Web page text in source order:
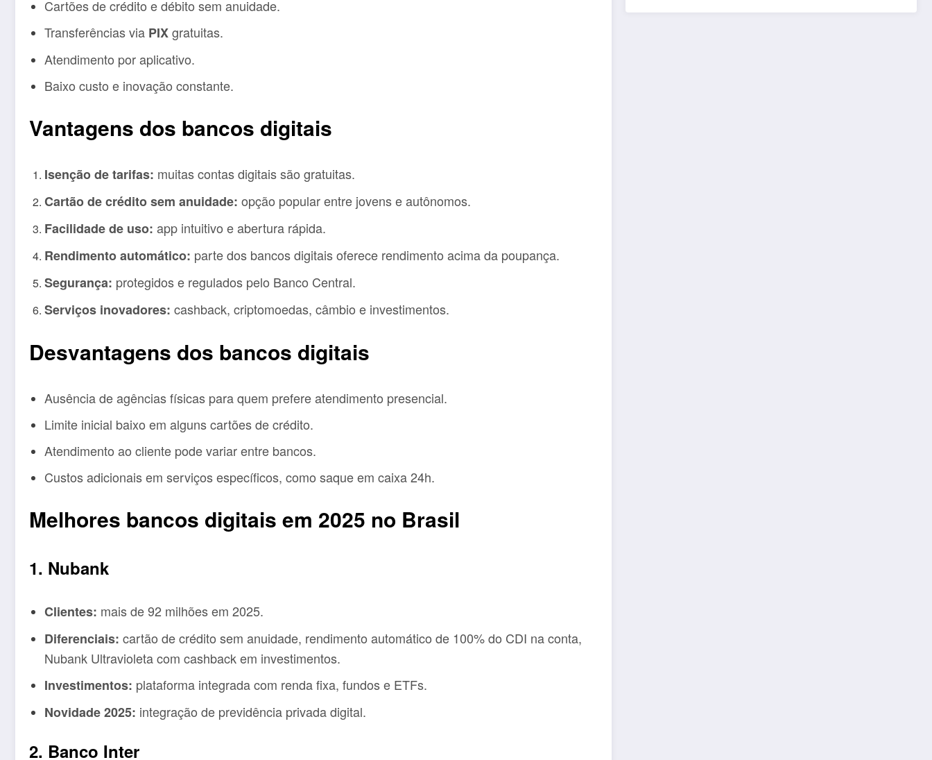
Cartões de crédito e débito sem anuidade.
Transferências via PIXgratuitas.
Atendimento por aplicativo.
Baixo custo e inovação constante.
Vantagens dos bancos digitais
Isenção de tarifas: muitas contas digitais são gratuitas.
Cartão de crédito sem anuidade: opção popular entre jovens e autônomos.
Facilidade de uso: app intuitivo e abertura rápida.
Rendimento automático: parte dos bancos digitais oferece rendimento acima da poupança.
Segurança: protegidos e regulados pelo Banco Central.
Serviços inovadores: cashback, criptomoedas, câmbio e investimentos.
Desvantagens dos bancos digitais
Ausência de agências físicas para quem prefere atendimento presencial.
Limite inicial baixo em alguns cartões de crédito.
Atendimento ao cliente pode variar entre bancos.
Custos adicionais em serviços específicos, como saque em caixa 24h.
Melhores bancos digitais em 2025 no Brasil
1. Nubank
Clientes: mais de 92 milhões em 2025.
Diferenciais: cartão de crédito sem anuidade, rendimento automático de 100% do CDI na conta,
Nubank Ultravioleta com cashback em investimentos.
Investimentos: plataforma integrada com renda fixa, fundos e ETFs.
Novidade 2025: integração de previdência privada digital.
2. Banco Inter